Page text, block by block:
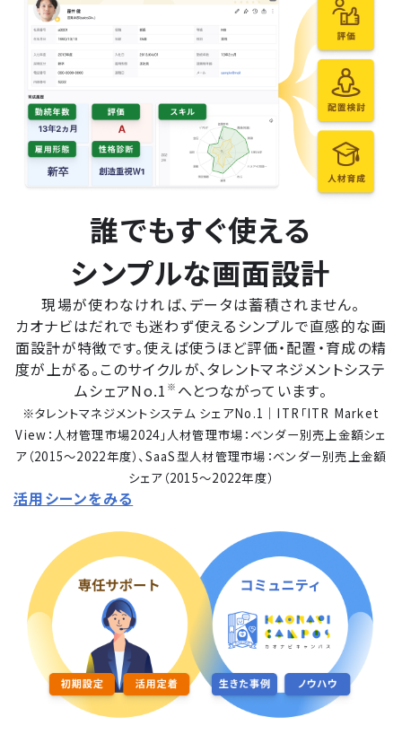
誰でもすぐ使える
シンプルな画面設計
現場が使わなければ、データは蓄積されません。
カオナビはだれでも迷わず使えるシンプルで直感的な画
面設計が特徴です。使えば使うほど評価・配置・育成の精
度が上がる。このサイクルが、タレントマネジメントシステ
ムシェアNo.1 ※ へとつながっています。
※タレントマネジメントシステム シェアNo.1｜ITR「ITR Market
View：人材管理市場2024」人材管理市場：ベンダー別売上金額シェ
ア（2015～2022年度）、SaaS型人材管理市場：ベンダー別売上金額
シェア（2015～2022年度）
活用シーンをみる